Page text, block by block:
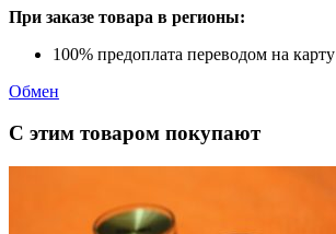
При заказе товара в регионы:
100% предоплата переводом на
Обмен
С этим товаром покупают